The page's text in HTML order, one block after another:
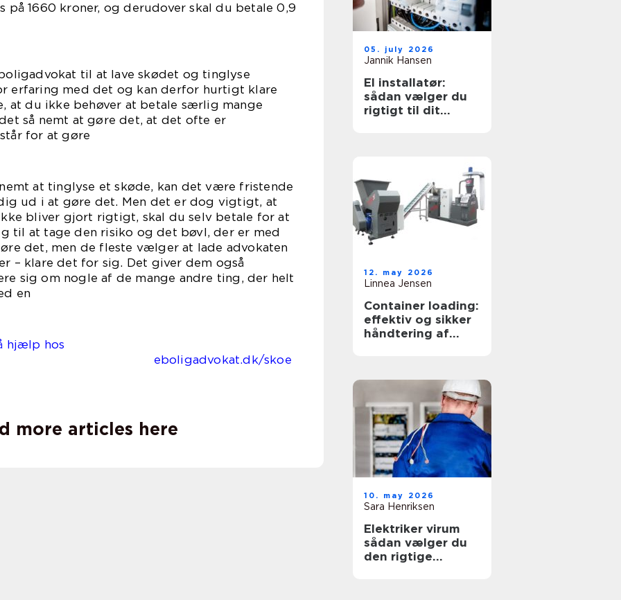
på 1660 kroner, og derudover skal du betale 0,9
til at lave skødet og tinglyse
erfaring med det og kan derfor hurtigt klare
at du ikke behøver at betale særlig mange
så nemt at gøre det, at det ofte er
for at gøre
at tinglyse et skøde, kan det være fristende
ud i at gøre det. Men det er dog vigtigt, at
bliver gjort rigtigt, skal du selv betale for at
til at tage den risiko og det bøvl, der er med
det, men de fleste vælger at lade advokaten
– klare det for sig. Det giver dem også
sig om nogle af de mange andre ting, der helt
en
hjælp hos
skoe
more articles here
05. july 2026
Jannik Hansen
El installatør:
sådan vælger du
rigtigt til dit
12. may 2026
Linnea Jensen
Container loading:
effektiv og sikker
håndtering af
10. may 2026
Sara Henriksen
Elektriker virum
sådan vælger du
den rigtige